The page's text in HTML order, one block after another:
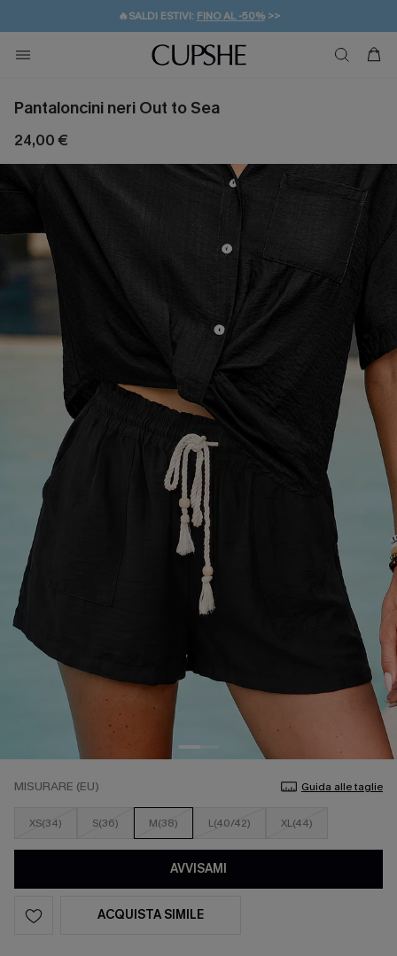
🔥SALDI ESTIVI: FINO AL -50%>>
🚚SPEDIZIONE GRATUITA DA 49€
💌REGALO PER I NUOVI: 20% DI SCONTO*
Pantaloncini neri Out to Sea
24,00 €
MISURARE (EU) Guida alle taglie
XS(34) S(36) M(38) L(40/42) XL(44)
AVVISAMI
ACQUISTA SIMILE